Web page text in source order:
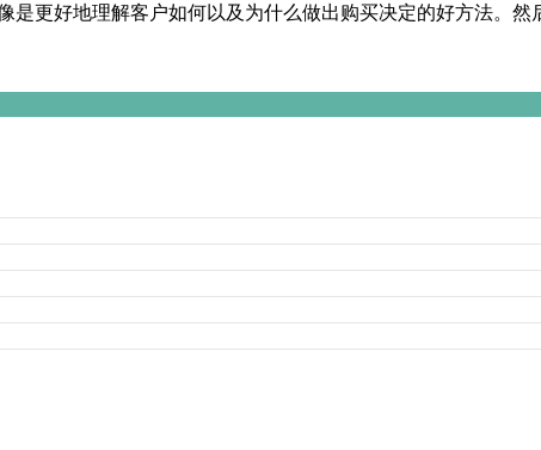
是更好地理解客户如何以及为什么做出购买决定的好方法。